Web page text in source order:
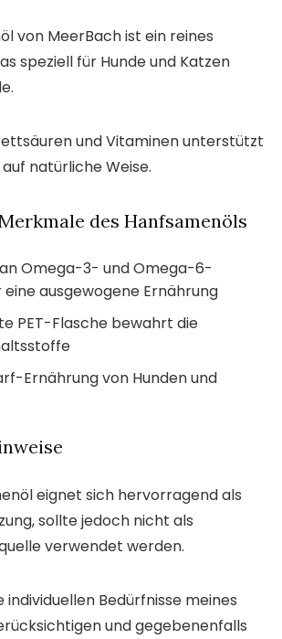
von MeerBach ist ein reines
speziell für Hunde und Katzen
und Vitaminen unterstützt
natürliche Weise.
des Hanfsamenöls
Omega-3- und Omega-6-
ausgewogene Ernährung
PET-Flasche bewahrt die
Ernährung von Hunden und
eignet sich hervorragend als
sollte jedoch nicht als
verwendet werden.
individuellen Bedürfnisse meines
und gegebenenfalls